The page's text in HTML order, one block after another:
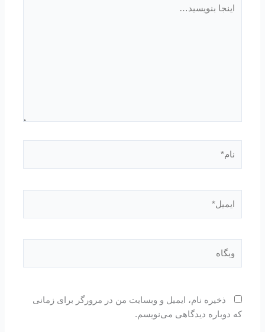
بنویسید…
ذخیره نام، ایمیل و وبسایت من در مرورگر برای زمانی
که دوباره دیدگاهی می‌نویسم.